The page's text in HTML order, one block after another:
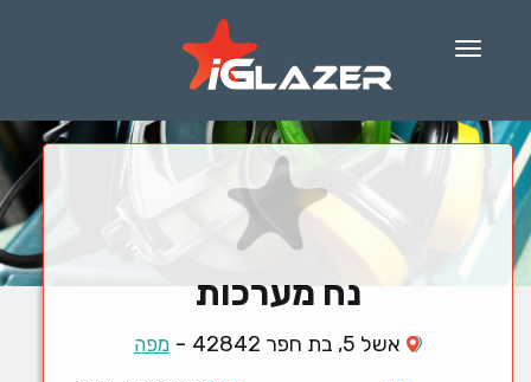
Menu
נח מערכות
אשל 5, בת חפר 42842 - מפה